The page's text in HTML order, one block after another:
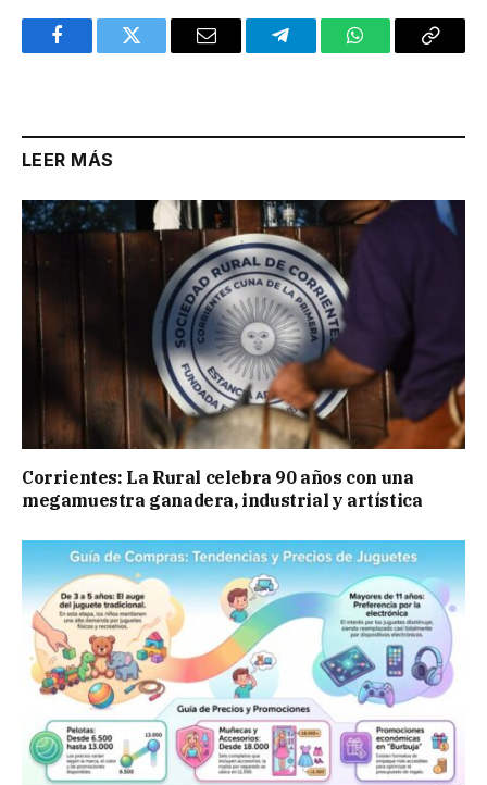
FacebookTwitter Email TelegramWhatsAppCopy
LEER MÁS
Corrientes: La Rural celebra 90 años con una
megamuestra ganadera, industrial y artística